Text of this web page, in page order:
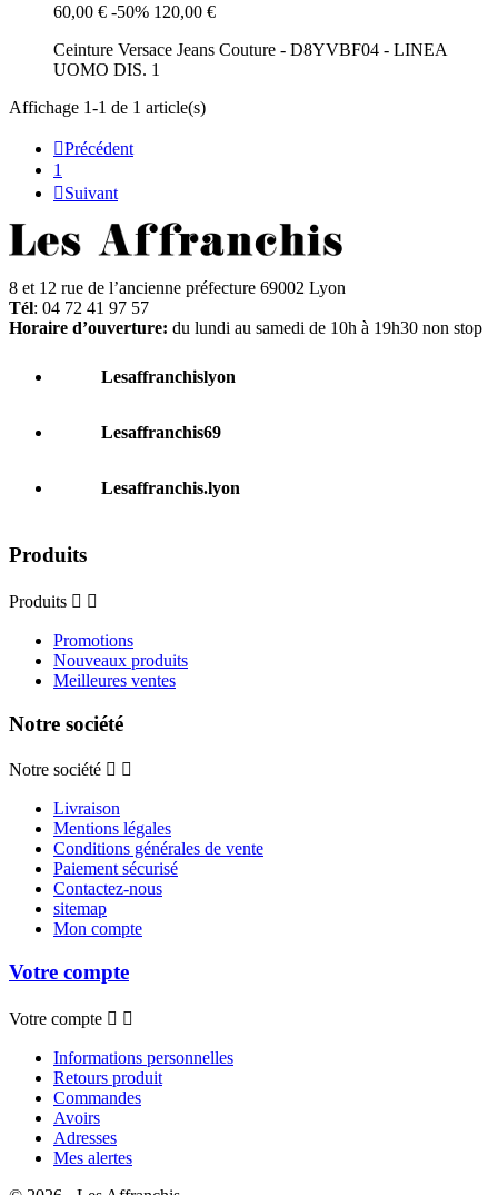
60,00 € -50% 120,00 €
Ceinture Versace Jeans Couture - D8YVBF04 - LINEA
UOMO DIS. 1
Affichage 1-1 de 1 article(s)
Précédent
1
Suivant
8 et 12 rue de l’ancienne préfecture 69002 Lyon
Tél: 04 72 41 97 57
Horaire d’ouverture: du lundi au samedi de 10h à 19h30 non stop
Lesaffranchislyon
Lesaffranchis69
Lesaffranchis.lyon
Produits
Produits  
Promotions
Nouveaux produits
Meilleures ventes
Notre société
Notre société  
Livraison
Mentions légales
Conditions générales de vente
Paiement sécurisé
Contactez-nous
sitemap
Mon compte
Votre compte
Votre compte  
Informations personnelles
Retours produit
Commandes
Avoirs
Adresses
Mes alertes